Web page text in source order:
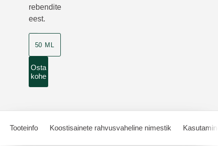
rebendite
eest.
50 ML
Osta
kohe
Tooteinfo Koostisainete rahvusvaheline nimestik